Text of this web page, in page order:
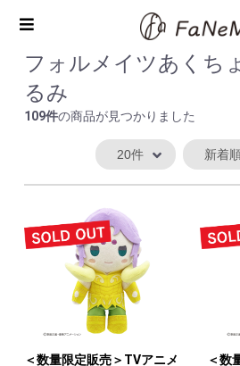
フォルメイツあくち
るみ
109件の商品が見つかりました
＜数量限定販売＞TVアニメ
＜数